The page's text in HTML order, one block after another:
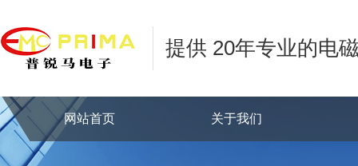
提供 20年专业的电
网站首页 关于我们